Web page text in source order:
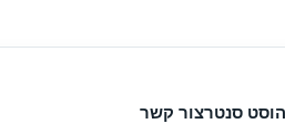
סנטרצור קשר